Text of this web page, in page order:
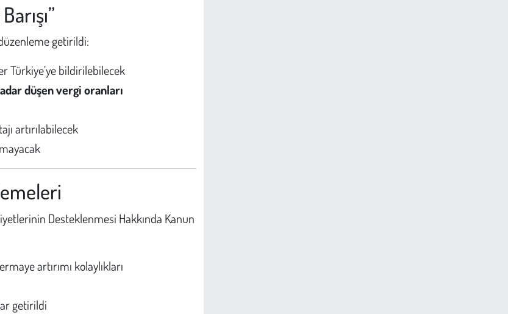
getirildi:
Türkiye’ye bildirilebilecek
düşen vergi oranları
artırılabilecek
Desteklenmesi Hakkında Kanun
artırımı kolaylıkları
getirildi